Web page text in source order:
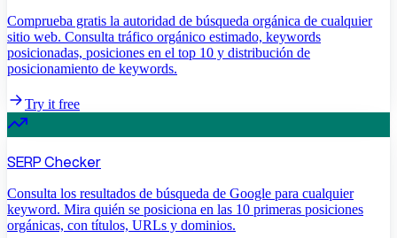
Comprueba gratis la autoridad de búsqueda orgánica de cualquier
sitio web. Consulta tráfico orgánico estimado, keywords
posicionadas, posiciones en el top 10 y distribución de
posicionamiento de keywords.
Try it free
SERP Checker
Consulta los resultados de búsqueda de Google para cualquier
keyword. Mira quién se posiciona en las 10 primeras posiciones
orgánicas, con títulos, URLs y dominios.